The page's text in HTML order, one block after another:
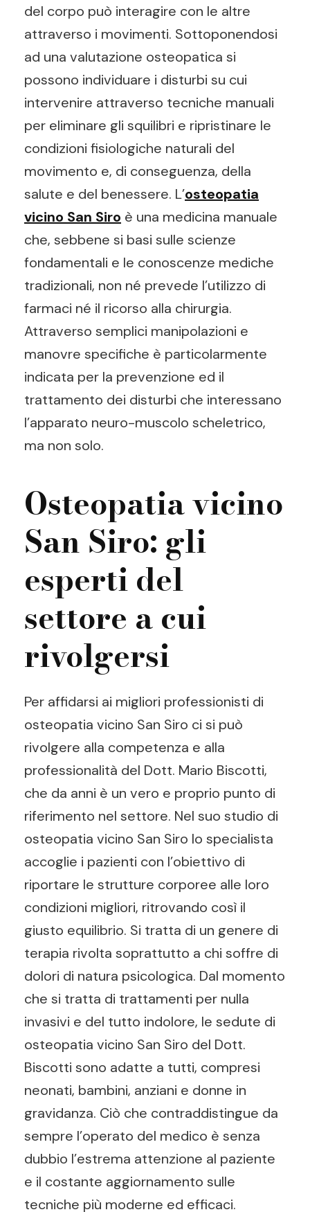
del corpo può interagire con le altre
attraverso i movimenti. Sottoponendosi
ad una valutazione osteopatica si
possono individuare i disturbi su cui
intervenire attraverso tecniche manuali
per eliminare gli squilibri e ripristinare le
condizioni fisiologiche naturali del
movimento e, di conseguenza, della
salute e del benessere. L’osteopatia
vicino San Siro è una medicina manuale
che, sebbene si basi sulle scienze
fondamentali e le conoscenze mediche
tradizionali, non né prevede l’utilizzo di
farmaci né il ricorso alla chirurgia.
Attraverso semplici manipolazioni e
manovre specifiche è particolarmente
indicata per la prevenzione ed il
trattamento dei disturbi che interessano
l’apparato neuro-muscolo scheletrico,
ma non solo.
Osteopatia vicino
San Siro: gli
esperti del
settore a cui
rivolgersi
Per affidarsi ai migliori professionisti di
osteopatia vicino San Siro ci si può
rivolgere alla competenza e alla
professionalità del Dott. Mario Biscotti,
che da anni è un vero e proprio punto di
riferimento nel settore. Nel suo studio di
osteopatia vicino San Siro lo specialista
accoglie i pazienti con l’obiettivo di
riportare le strutture corporee alle loro
condizioni migliori, ritrovando così il
giusto equilibrio. Si tratta di un genere di
terapia rivolta soprattutto a chi soffre di
dolori di natura psicologica. Dal momento
che si tratta di trattamenti per nulla
invasivi e del tutto indolore, le sedute di
osteopatia vicino San Siro del Dott.
Biscotti sono adatte a tutti, compresi
neonati, bambini, anziani e donne in
gravidanza. Ciò che contraddistingue da
sempre l’operato del medico è senza
dubbio l’estrema attenzione al paziente
e il costante aggiornamento sulle
tecniche più moderne ed efficaci.